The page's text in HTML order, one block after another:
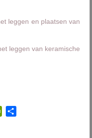
leggen en plaatsen van
leggen van keramische
PrintFriendly